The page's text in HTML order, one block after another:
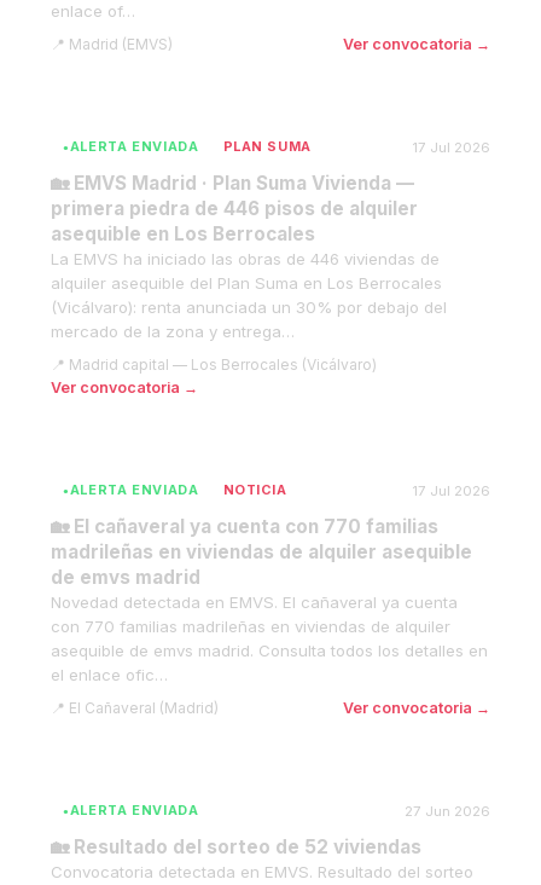
enlace of…
Madrid (EMVS) Ver convocatoria →
ALERTA ENVIADA PLAN SUMA 17 Jul 2026
🏡 EMVS Madrid · Plan Suma Vivienda —
primera piedra de 446 pisos de alquiler
asequible en Los Berrocales
La EMVS ha iniciado las obras de 446 viviendas de
alquiler asequible del Plan Suma en Los Berrocales
(Vicálvaro): renta anunciada un 30% por debajo del
mercado de la zona y entrega…
Madrid capital — Los Berrocales (Vicálvaro)
Ver convocatoria →
ALERTA ENVIADA NOTICIA 17 Jul 2026
🏡 El cañaveral ya cuenta con 770 familias
madrileñas en viviendas de alquiler asequible
de emvs madrid
Novedad detectada en EMVS. El cañaveral ya cuenta
con 770 familias madrileñas en viviendas de alquiler
asequible de emvs madrid. Consulta todos los detalles en
el enlace ofic…
El Cañaveral (Madrid) Ver convocatoria →
ALERTA ENVIADA 27 Jun 2026
🏡 Resultado del sorteo de 52 viviendas
Convocatoria detectada en EMVS. Resultado del sorteo